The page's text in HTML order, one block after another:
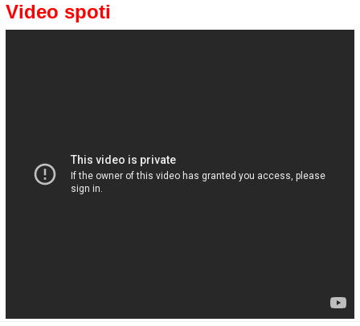
Video spoti